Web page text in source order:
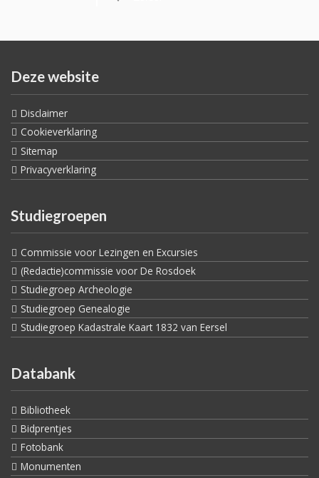
Deze website
Disclaimer
Cookieverklaring
Sitemap
Privacyverklaring
Studiegroepen
Commissie voor Lezingen en Excursies
(Redactie)commissie voor De Rosdoek
Studiegroep Archeologie
Studiegroep Genealogie
Studiegroep Kadastrale Kaart 1832 van Eersel
Databank
Bibliotheek
Bidprentjes
Fotobank
Monumenten